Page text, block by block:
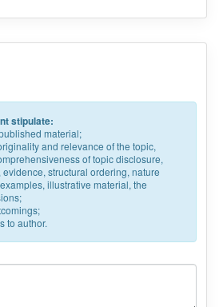
stipulate:
material;
and relevance of the topic,
of topic disclosure,
structural ordering, nature
illustrative material, the
to author.